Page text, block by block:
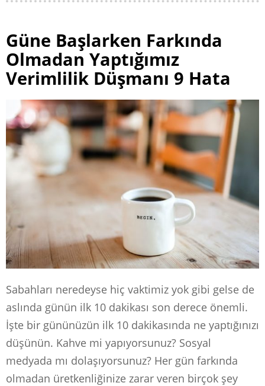
Güne Başlarken Farkında
Olmadan Yaptığımız
Verimlilik Düşmanı 9 Hata
Sabahları neredeyse hiç vaktimiz yok gibi gelse de
aslında günün ilk 10 dakikası son derece önemli.
İşte bir gününüzün ilk 10 dakikasında ne yaptığınızı
düşünün. Kahve mi yapıyorsunuz? Sosyal
medyada mı dolaşıyorsunuz? Her gün farkında
olmadan üretkenliğinize zarar veren birçok şey